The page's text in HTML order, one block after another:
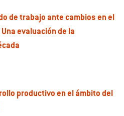
de trabajo ante cambios en el
evaluación de la
productivo en el ámbito del